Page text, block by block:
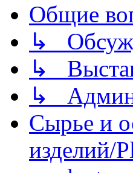
Общие
↳
↳
↳
Сырье и
изделий/